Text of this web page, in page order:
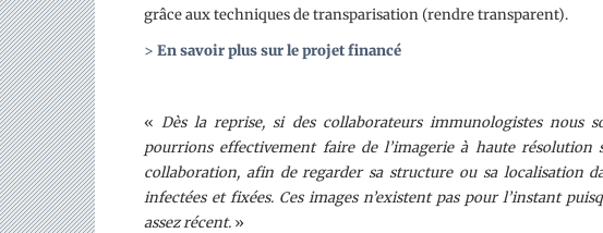
grâce aux techniques de transparisation (rendre transparent).
> En savoir plus sur le projet financé
«Dès la reprise, si des collaborateurs immunologistes nous
pourrions effectivement faire de l’imagerie à haute résolution
collaboration, afin de regarder sa structure ou sa localisation
infectées et fixées. Ces images n’existent pas pour l’instant
assez récent. »